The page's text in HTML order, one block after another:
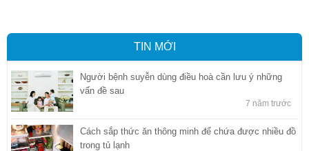
TIN MỚI
Người bệnh suyễn dùng điều hoà cần lưu ý những
vấn đề sau
7 năm trước
Cách sắp thức ăn thông minh để chứa được nhiều đồ
trong tủ lạnh